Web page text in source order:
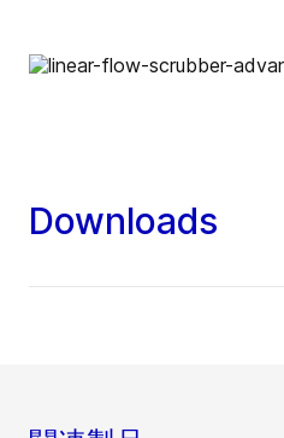
Downloads